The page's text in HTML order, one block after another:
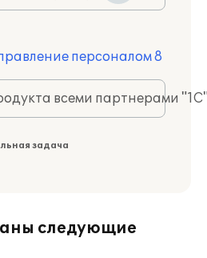
персоналом 8
всеми партнерами
задача
следующие